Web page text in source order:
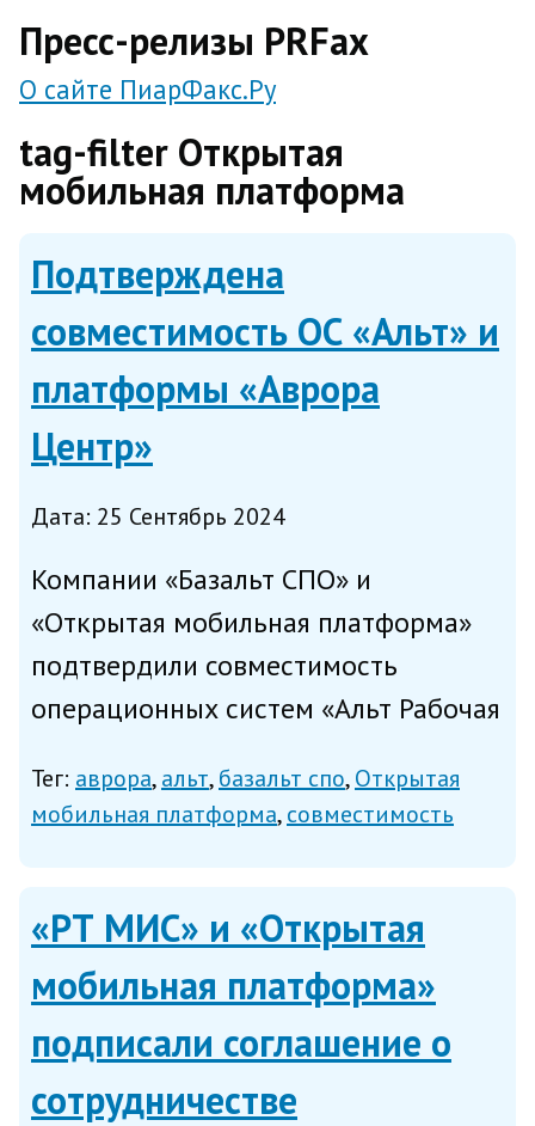
Пресс-релизы PRFax
О сайте ПиарФакс.Ру
tag-filter Открытая
мобильная платформа
Подтверждена
совместимость ОС «Альт» и
платформы «Аврора
Центр»
Дата: 25 Сентябрь 2024
Компании «Базальт СПО» и
«Открытая мобильная платформа»
подтвердили совместимость
операционных систем «Альт Рабочая
платформой управления
корпоративными устройствами и
(исполнения «Синглтен...
Тег: аврора альт базальт спо Открытая
мобильная платформа совместимость
«РТ МИС» и «Открытая
мобильная платформа»
подписали соглашение о
сотрудничестве